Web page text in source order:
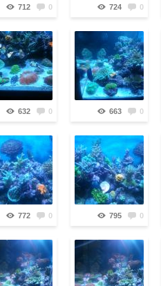
712 0 724 0
632 0 663 0
772 0 795 0